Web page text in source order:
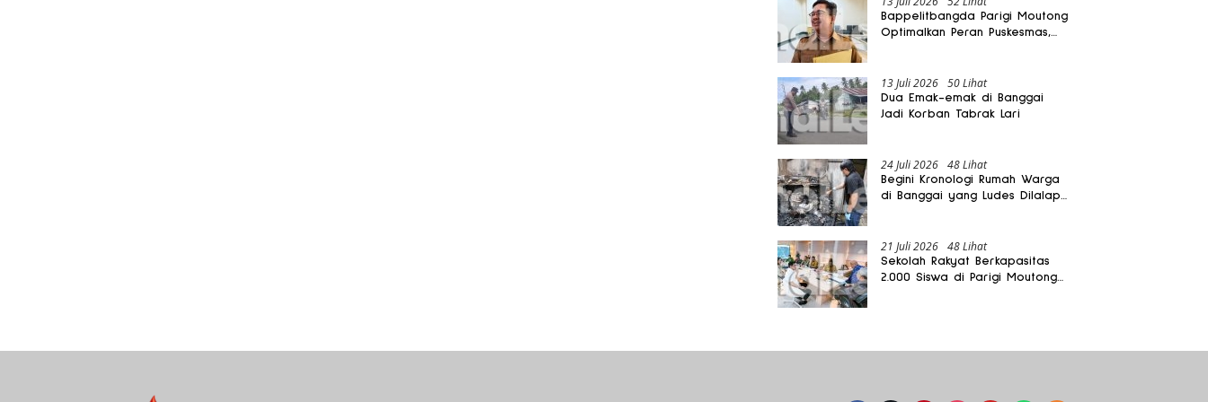
Bappelitbangda Parigi Moutong
Optimalkan Peran Puskesmas,
13 Juli 2026 50 Lihat
Dua Emak-emak di Banggai
Jadi Korban Tabrak Lari
24 Juli 2026 48 Lihat
Begini Kronologi Rumah Warga
di Banggai yang Ludes Dilalap
21 Juli 2026 48 Lihat
Sekolah Rakyat Berkapasitas
2.000 Siswa di Parigi Moutong